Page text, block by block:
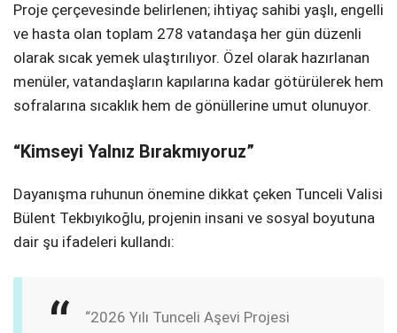
Proje çerçevesinde belirlenen; ihtiyaç sahibi yaşlı, engelli
ve hasta olan toplam 278 vatandaşa her gün düzenli
olarak sıcak yemek ulaştırılıyor. Özel olarak hazırlanan
menüler, vatandaşların kapılarına kadar götürülerek hem
sofralarına sıcaklık hem de gönüllerine umut olunuyor.
“Kimseyi Yalnız Bırakmıyoruz”
Dayanışma ruhunun önemine dikkat çeken Tunceli Valisi
Bülent Tekbıyıkoğlu, projenin insani ve sosyal boyutuna
dair şu ifadeleri kullandı:
“2026 Yılı Tunceli Aşevi Projesi